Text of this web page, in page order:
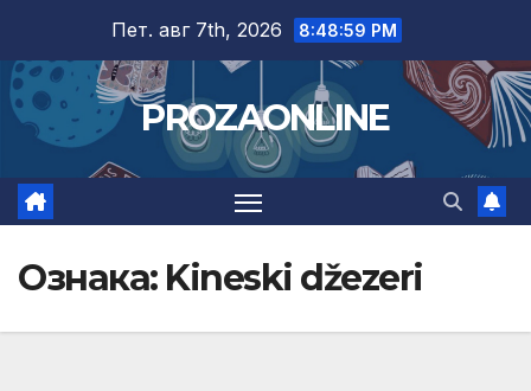
content
Пет. авг 7th, 2026 8:49:00 PM
PROZAONLINE
Ознака: Kineski džezeri